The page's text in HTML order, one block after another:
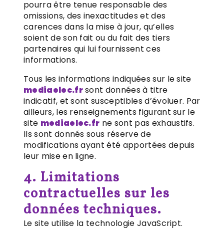
pourra être tenue responsable des
omissions, des inexactitudes et des
carences dans la mise à jour, qu’elles
soient de son fait ou du fait des tiers
partenaires qui lui fournissent ces
informations.
Tous les informations indiquées sur le site
mediaelec.frsont données à titre
indicatif, et sont susceptibles d’évoluer. Par
ailleurs, les renseignements figurant sur le
site mediaelec.fr ne sont pas exhaustifs.
Ils sont donnés sous réserve de
modifications ayant été apportées depuis
leur mise en ligne.
4. Limitations
contractuelles sur les
données techniques.
Le site utilise la technologie JavaScript.